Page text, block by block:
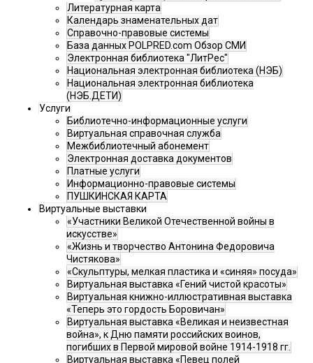
Литературная карта
Календарь знаменательных дат
Справочно-правовые системы
База данных POLPRED.com Обзор СМИ
Электронная библиотека "ЛитРес"
Национальная электронная библиотека (НЭБ)
Национальная электронная библиотека
(НЭБ.ДЕТИ)
Услуги
Библиотечно-информационные услуги
Виртуальная справочная служба
Межбиблиотечный абонемент
Электронная доставка документов
Платные услуги
Информационно-правовые системы
ПУШКИНСКАЯ КАРТА
Виртуальные выставки
«Участники Великой Отечественной войны в
искусстве»
«Жизнь и творчество Антонина Федоровича
Чистякова»
«Скульптуры, мелкая пластика и «синяя» посуда»
Виртуальная выставка «Гений чистой красоты»
Виртуальная книжно-иллюстративная выставка
«Теперь это гордость Боровичан»
Виртуальная выставка «Великая и неизвестная
война», к Дню памяти российских воинов,
погибших в Первой мировой войне 1914-1918 гг.
Виртуальная выставка «Певец полей